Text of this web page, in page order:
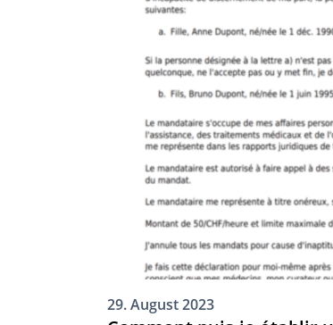
29. August 2023